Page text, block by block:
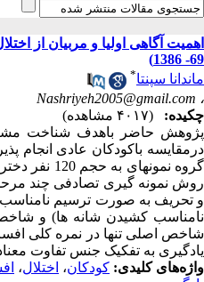
69- 1386)
ماندانا سپنتا*
، Nashriyeh2005@gmail.com
چکیده:
(۴۰۱۷ مشاهده)
پژوهش حاضر باهدف شناخت
روش نمونه گیری تصادفی چند
و تحریف به صورت ترسیم
شاخص اصلی تنها در نمره کلی
یادگیری به تفکیک جنس تفاوت
واژه‌های کلیدی: کودکان، اختلال،